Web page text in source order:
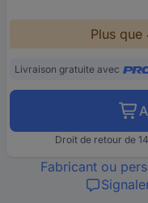
Plus
Livraison gratuite avec
Droit de retour de
Fabricant ou